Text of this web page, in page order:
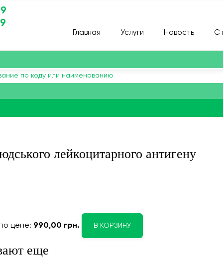
Главная Услуги Новость
лейкоцитарного антигену
цене: 990,00 грн. В КОРЗИНУ
еще